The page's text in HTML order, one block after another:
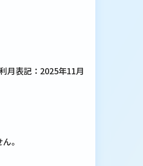
月表記：2025年11月
。